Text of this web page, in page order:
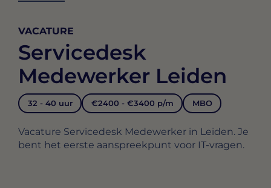
VACATURE
Servicedesk
Medewerker Leiden
32 - 40 uur €2400 - €3400 p/m MBO
Vacature Servicedesk Medewerker in Leiden. Je
bent het eerste aanspreekpunt voor IT-vragen.